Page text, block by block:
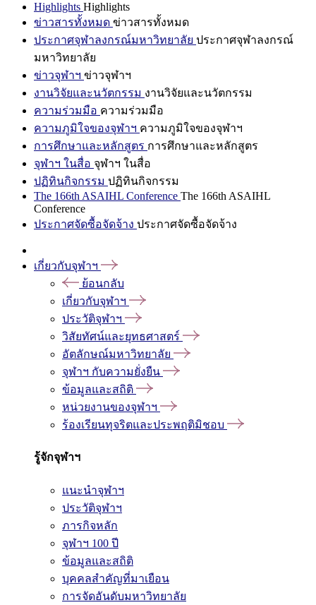
Highlights Highlights
ข่าวสารทั้งหมด ข่าวสารทั้งหมด
ประกาศจุฬาลงกรณ์มหาวิทยาลัย ประกาศจุฬาลงกรณ์
มหาวิทยาลัย
ข่าวจุฬาฯ ข่าวจุฬาฯ
งานวิจัยและนวัตกรรม งานวิจัยและนวัตกรรม
ความร่วมมือ ความร่วมมือ
ความภูมิใจของจุฬาฯ ความภูมิใจของจุฬาฯ
การศึกษาและหลักสูตร การศึกษาและหลักสูตร
จุฬาฯ ในสื่อ จุฬาฯ ในสื่อ
ปฏิทินกิจกรรม ปฏิทินกิจกรรม
The 166th ASAIHL Conference The 166th ASAIHL
Conference
ประกาศจัดซื้อจัดจ้าง ประกาศจัดซื้อจัดจ้าง
เกี่ยวกับจุฬาฯ
ย้อนกลับ
เกี่ยวกับจุฬาฯ
ประวัติจุฬาฯ
วิสัยทัศน์และยุทธศาสตร์
อัตลักษณ์มหาวิทยาลัย
จุฬาฯ กับความยั่งยืน
ข้อมูลและสถิติ
หน่วยงานของจุฬาฯ
ร้องเรียนทุจริตและประพฤติมิชอบ
รู้จักจุฬาฯ
แนะนำจุฬาฯ
ประวัติจุฬาฯ
ภารกิจหลัก
จุฬาฯ 100 ปี
ข้อมูลและสถิติ
บุคคลสำคัญที่มาเยือน
การจัดอันดับมหาวิทยาลัย